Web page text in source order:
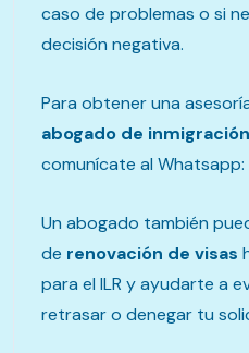
caso de problemas o si
decisión negativa.
Para obtener una
abogado de inmigración
comunícate al
Un abogado también
de renovación de visas
para el ILR y ayudarte a
retrasar o denegar tu